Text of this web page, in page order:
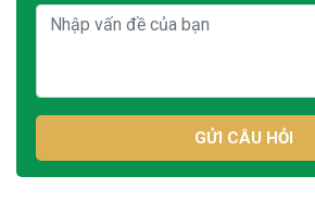
GỬI CÂU HỎI